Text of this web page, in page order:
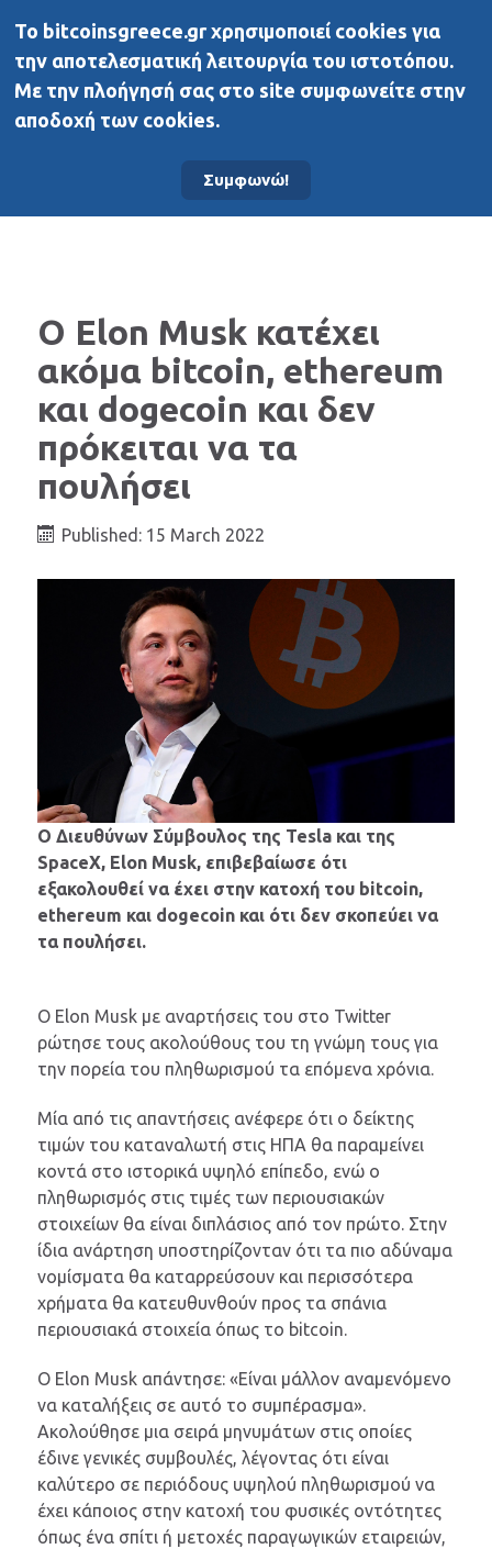
BitcoinsGreece
Νέα
Ο Elon Musk κατέχει
ακόμα bitcoin, ethereum
και dogecoin και δεν
πρόκειται να τα
πουλήσει
Published: 15 March 2022
Ο Διευθύνων Σύμβουλος της Tesla και της
SpaceX, Elon Musk, επιβεβαίωσε ότι
εξακολουθεί να έχει στην κατοχή του bitcoin,
ethereum και dogecoin και ότι δεν σκοπεύει να
τα πουλήσει.
Ο Elon Musk με αναρτήσεις του στο Twitter
ρώτησε τους ακολούθους του τη γνώμη τους για
την πορεία του πληθωρισμού τα επόμενα χρόνια.
Μία από τις απαντήσεις ανέφερε ότι ο δείκτης
τιμών του καταναλωτή στις ΗΠΑ θα παραμείνει
κοντά στο ιστορικά υψηλό επίπεδο, ενώ ο
πληθωρισμός στις τιμές των περιουσιακών
στοιχείων θα είναι διπλάσιος από τον πρώτο. Στην
ίδια ανάρτηση υποστηρίζονταν ότι τα πιο αδύναμα
νομίσματα θα καταρρεύσουν και περισσότερα
χρήματα θα κατευθυνθούν προς τα σπάνια
περιουσιακά στοιχεία όπως το bitcoin.
Ο Elon Musk απάντησε: «Είναι μάλλον αναμενόμενο
να καταλήξεις σε αυτό το συμπέρασμα».
Ακολούθησε μια σειρά μηνυμάτων στις οποίες
έδινε γενικές συμβουλές, λέγοντας ότι είναι
καλύτερο σε περιόδους υψηλού πληθωρισμού να
έχει κάποιος στην κατοχή του φυσικές οντότητες
όπως ένα σπίτι ή μετοχές παραγωγικών εταιρειών,
To bitcoinsgreece.gr χρησιμοποιεί cookies για
την αποτελεσματική λειτουργία του ιστοτόπου.
Με την πλοήγησή σας στο site συμφωνείτε στην
αποδοχή των cookies.
Συμφωνώ!